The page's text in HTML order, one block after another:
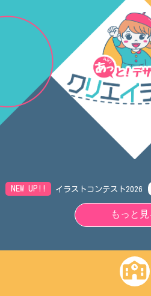
NEW UP!! イラストコンテスト2026